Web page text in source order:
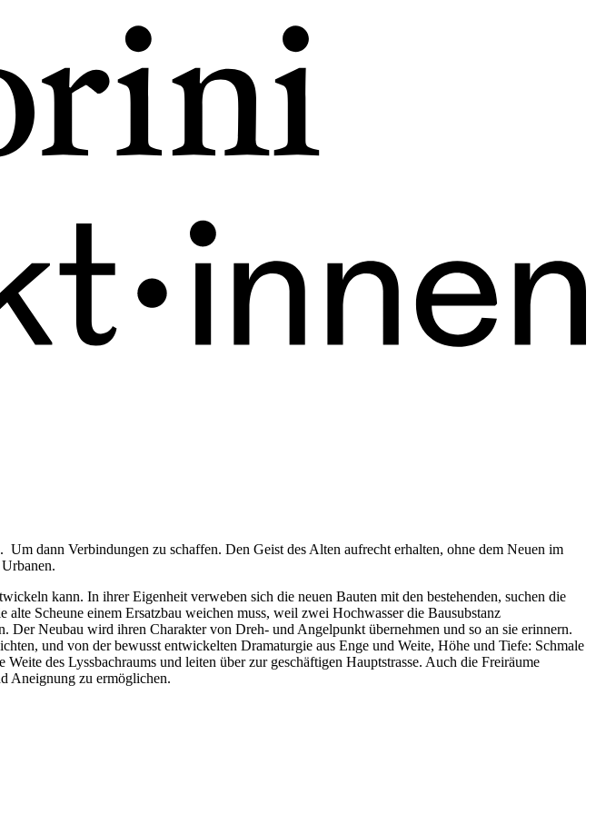
dann Verbindungen zu schaffen. Den Geist des Alten aufrecht erhalten, ohne dem Neuen im
kann. In ihrer Eigenheit verweben sich die neuen Bauten mit den bestehenden, suchen die
Scheune einem Ersatzbau weichen muss, weil zwei Hochwasser die Bausubstanz
Neubau wird ihren Charakter von Dreh- und Angelpunkt übernehmen und so an sie erinnern.
und von der bewusst entwickelten Dramaturgie aus Enge und Weite, Höhe und Tiefe: Schmale
des Lyssbachraums und leiten über zur geschäftigen Hauptstrasse. Auch die Freiräume
Aneignung zu ermöglichen.